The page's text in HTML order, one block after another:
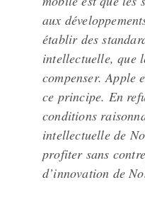
aux
établir des
intellectuelle, que
compenser. Apple
ce principe. En
conditions
intellectuelle de
profiter sans
d’innovation de